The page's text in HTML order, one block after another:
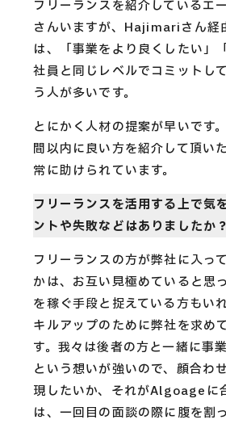
フリーランスを紹介しているエ
さんいますが、Hajimariさん経
は、「事業をより良くしたい」
社員と同じレベルでコミットし
う人が多いです。
とにかく人材の提案が早いです
間以内に良い方を紹介して頂い
常に助けられています。
フリーランスを活用する上で気
ントや失敗などはありましたか？
フリーランスの方が弊社に入っ
かは、お互い見極めていると思
を稼ぐ手段と捉えている方もい
キルアップのために弊社を求め
す。我々は後者の方と一緒に事
という想いが強いので、顔合わ
現したいか、それがAlgoageに
は、一回目の面談の際に腹を割